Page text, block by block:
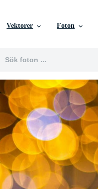
Vektorer Foton